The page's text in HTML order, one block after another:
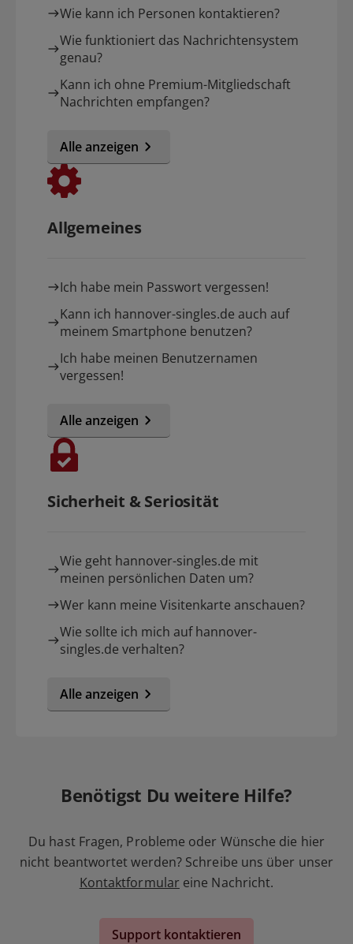
Wie kann ich Personen kontaktieren?
Wie funktioniert das Nachrichtensystem
genau?
Kann ich ohne Premium-Mitgliedschaft
Nachrichten empfangen?
Alle anzeigen
Allgemeines
Ich habe mein Passwort vergessen!
Kann ich hannover-singles.de auch auf
meinem Smartphone benutzen?
Ich habe meinen Benutzernamen
vergessen!
Alle anzeigen
Sicherheit & Seriosität
Wie geht hannover-singles.de mit
meinen persönlichen Daten um?
Wer kann meine Visitenkarte anschauen?
Wie sollte ich mich auf hannover-
singles.de verhalten?
Alle anzeigen
Benötigst Du weitere Hilfe?
Du hast Fragen, Probleme oder Wünsche die hier
nicht beantwortet werden? Schreibe uns über unser
Kontaktformular eine Nachricht.
Support kontaktieren